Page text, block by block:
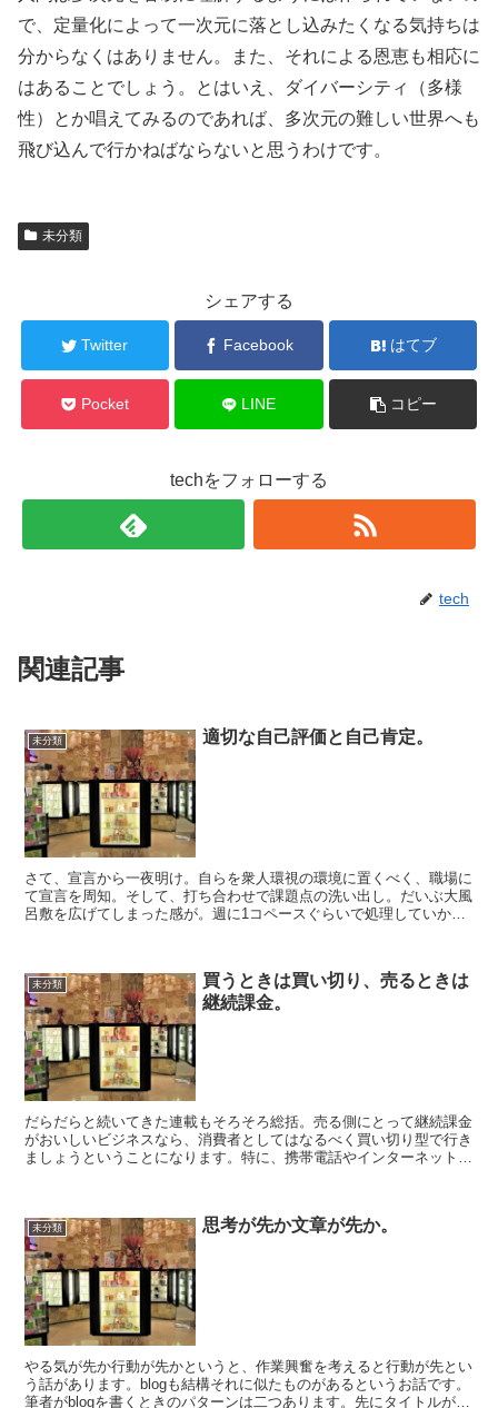
で、定量化によって一次元に落とし込みたくなる気持ちは
分からなくはありません。また、それによる恩恵も相応に
はあることでしょう。とはいえ、ダイバーシティ（多様
性）とか唱えてみるのであれば、多次元の難しい世界へも
飛び込んで行かねばならないと思うわけです。
未分類
シェアする
Twitter Facebook はてブ
Pocket LINE コピー
techをフォローする
tech
関連記事
未分類 適切な自己評価と自己肯定。
さて、宣言から一夜明け。自らを衆人環視の環境に置くべく、職場に
て宣言を周知。そして、打ち合わせで課題点の洗い出し。だいぶ大風
呂敷を広げてしまった感が。週に1コペースぐらいで処理していかな
未分類
買うときは買い切り、売るときは
継続課金。
だらだらと続いてきた連載もそろそろ総括。売る側にとって継続課金
がおいしいビジネスなら、消費者としてはなるべく買い切り型で行き
ましょうということになります。特に、携帯電話やインターネット、
未分類 思考が先か文章が先か。
やる気が先か行動が先かというと、作業興奮を考えると行動が先とい
う話があります。blogも結構それに似たものがあるというお話です。
筆者がblogを書くときのパターンは二つあります。先にタイトルが埋